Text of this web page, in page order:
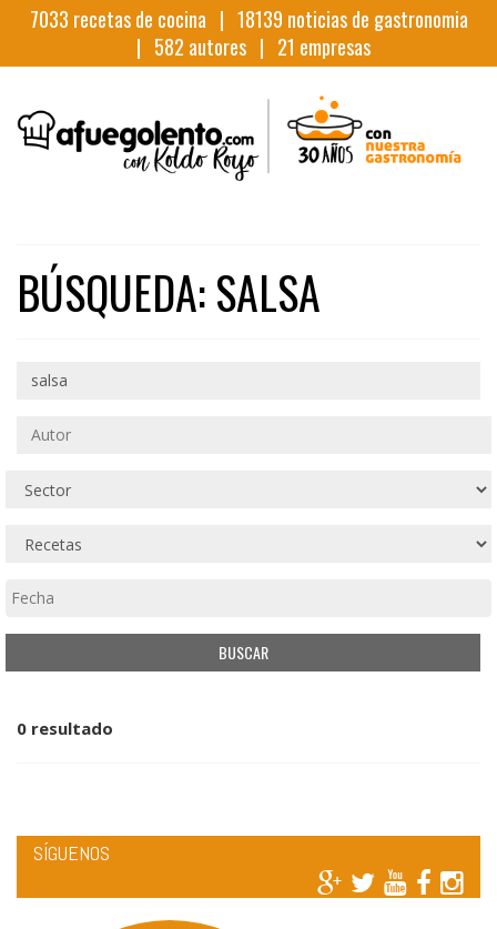
7033 recetas de cocina | 18139 noticias de gastronomia
| 582 autores | 21 empresas
BÚSQUEDA: SALSA
0 resultado
SÍGUENOS